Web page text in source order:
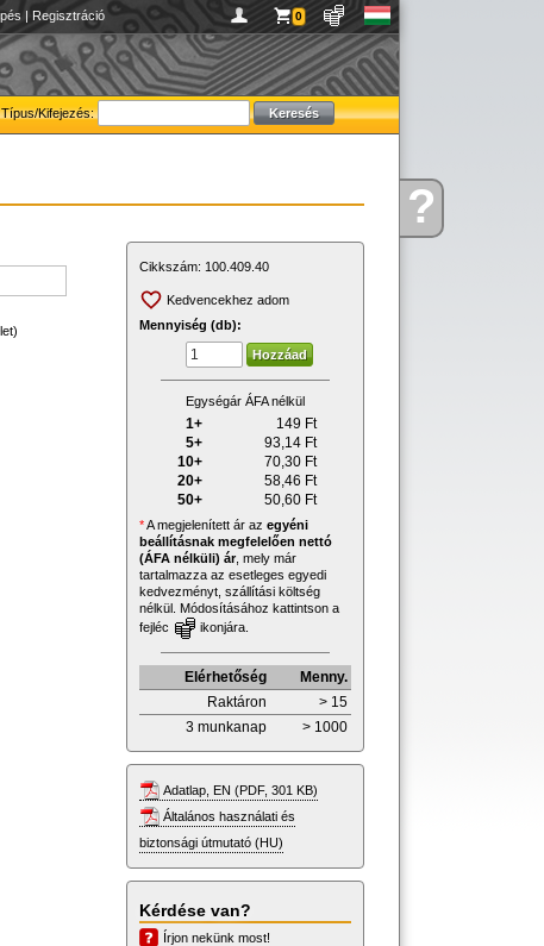
Kérdése?
| Regisztráció 0
Típus/Kifejezés:
Cikkszám: 100.409.40
Kedvencekhez adom
Mennyiség (db):
Egységár ÁFA nélkül
1+ 149 Ft
5+
93,14 Ft
10+
70,30 Ft
20+
58,46 Ft
50+
50,60 Ft
*A megjelenített ár az egyéni
beállításnak megfelelően nettó
(ÁFA nélküli) ár, mely már
tartalmazza az esetleges egyedi
kedvezményt, szállítási költség
nélkül. Módosításához kattintson a
fejléc
ikonjára.
Elérhetőség
Menny.
Raktáron
> 15
3 munkanap
> 1000
Adatlap, EN (PDF, 301 KB)
Általános használati és
biztonsági útmutató (HU)
Kérdése van?
Írjon nekünk most!